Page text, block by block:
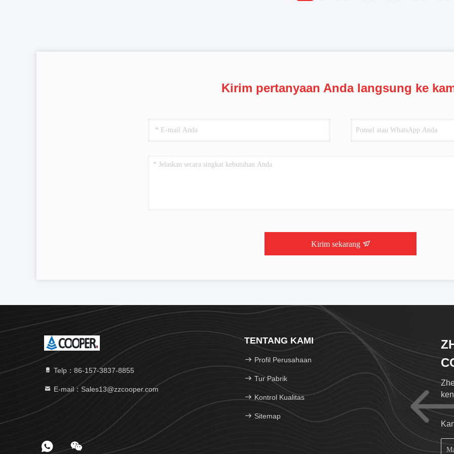
Kirim pertanyaan Anda langsung ke
Kirim sekarang
Telp：86-157-3837-8855
E-mail：Sales13@zzcooper.com
TENTANG KAMI
Profil Perusahaan
Tur Pabrik
Kontrol Kualitas
Sitemap